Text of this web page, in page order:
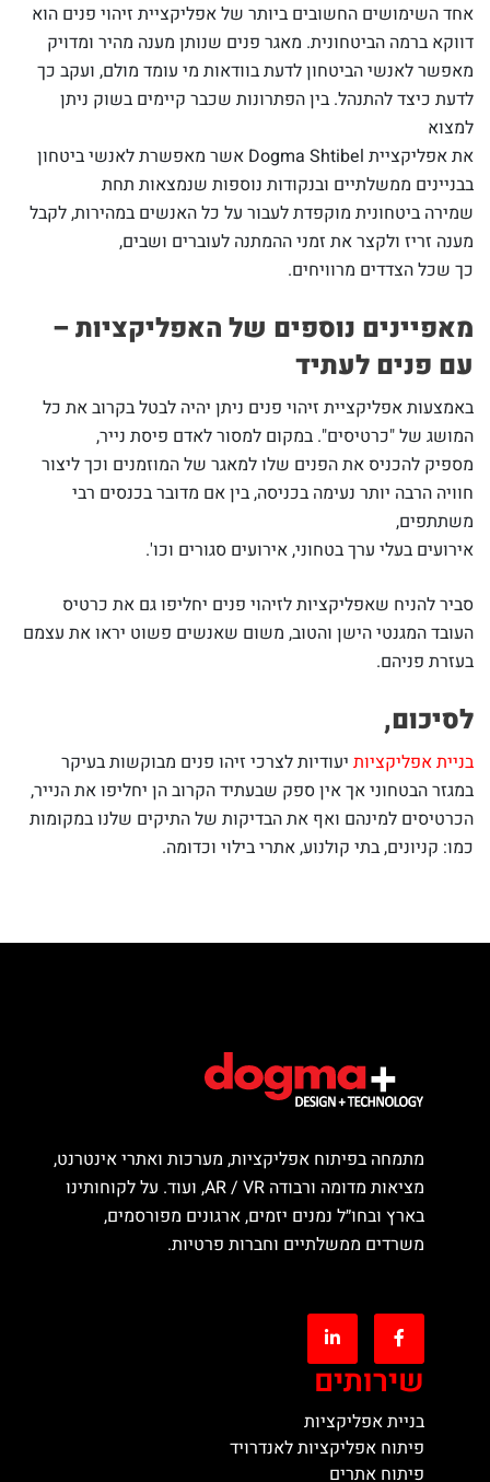
אחד השימושים החשובים ביותר של אפליקציית זיהוי פנים הוא
דווקא ברמה הביטחונית. מאגר פנים שנותן מענה מהיר ומדויק
מאפשר לאנשי הביטחון לדעת בוודאות מי עומד מולם, ועקב כך
לדעת כיצד להתנהל. בין הפתרונות שכבר קיימים בשוק ניתן
למצוא
את אפליקציית Dogma Shtibel אשר מאפשרת לאנשי ביטחון
בבניינים ממשלתיים ובנקודות נוספות שנמצאות תחת
שמירה ביטחונית מוקפדת לעבור על כל האנשים במהירות, לקבל
מענה זריז ולקצר את זמני ההמתנה לעוברים ושבים,
כך שכל הצדדים מרוויחים.
מאפיינים נוספים של האפליקציות –
עם פנים לעתיד
באמצעות אפליקציית זיהוי פנים ניתן יהיה לבטל בקרוב את כל
המושג של "כרטיסים". במקום למסור לאדם פיסת נייר,
מספיק להכניס את הפנים שלו למאגר של המוזמנים וכך ליצור
חוויה הרבה יותר נעימה בכניסה, בין אם מדובר בכנסים רבי
משתתפים,
אירועים בעלי ערך בטחוני, אירועים סגורים וכו'.
סביר להניח שאפליקציות לזיהוי פנים יחליפו גם את כרטיס
העובד המגנטי הישן והטוב, משום שאנשים פשוט יראו את עצמם
בעזרת פניהם.
לסיכום,
בניית אפליקציות יעודיות לצרכי זיהו פנים מבוקשות בעיקר
במגזר הבטחוני אך אין ספק שבעתיד הקרוב הן יחליפו את הנייר,
הכרטיסים למינהם ואף את הבדיקות של התיקים שלנו במקומות
כמו: קניונים, בתי קולנוע, אתרי בילוי וכדומה.
מתמחה בפיתוח אפליקציות, מערכות ואתרי אינטרנט,
מציאות מדומה ורבודה AR / VR, ועוד. על לקוחותינו
בארץ ובחו״ל נמנים יזמים, ארגונים מפורסמים,
משרדים ממשלתיים וחברות פרטיות.
שירותים
בניית אפליקציות
פיתוח אפליקציות לאנדרויד
פיתוח אתרים